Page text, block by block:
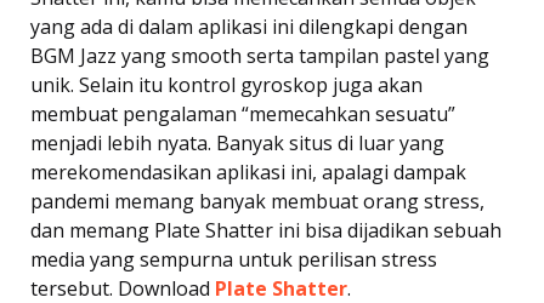
yang ada di dalam aplikasi ini dilengkapi dengan
BGM Jazz yang smooth serta tampilan pastel yang
unik. Selain itu kontrol gyroskop juga akan
membuat pengalaman “memecahkan sesuatu”
menjadi lebih nyata. Banyak situs di luar yang
merekomendasikan aplikasi ini, apalagi dampak
pandemi memang banyak membuat orang stress,
dan memang Plate Shatter ini bisa dijadikan sebuah
media yang sempurna untuk perilisan stress
tersebut. Download Plate Shatter.